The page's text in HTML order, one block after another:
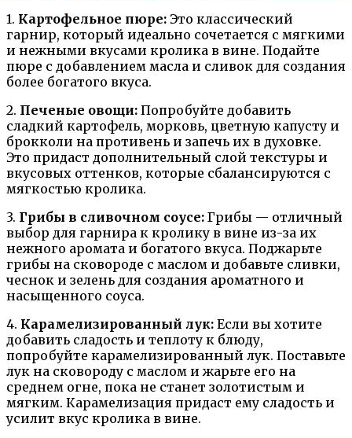
1. Картофельное пюре: Это классический
гарнир, который идеально сочетается с мягкими
и нежными вкусами кролика в вине. Подайте
пюре с добавлением масла и сливок для создания
более богатого вкуса.
2. Печеные овощи: Попробуйте добавить
сладкий картофель, морковь, цветную капусту и
брокколи на противень и запечь их в духовке.
Это придаст дополнительный слой текстуры и
вкусовых оттенков, которые сбалансируются с
мягкостью кролика.
3. Грибы в сливочном соусе: Грибы — отличный
выбор для гарнира к кролику в вине из-за их
нежного аромата и богатого вкуса. Поджарьте
грибы на сковороде с маслом и добавьте сливки,
чеснок и зелень для создания ароматного и
насыщенного соуса.
4. Карамелизированный лук: Если вы хотите
добавить сладость и теплоту к блюду,
попробуйте карамелизированный лук. Поставьте
лук на сковороду с маслом и жарьте его на
среднем огне, пока не станет золотистым и
мягким. Карамелизация придаст ему сладость и
усилит вкус кролика в вине.